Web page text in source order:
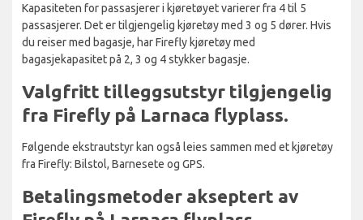
Kapasiteten for passasjerer i kjøretøyet varierer fra 4 til 5
passasjerer. Det er tilgjengelig kjøretøy med 3 og 5 dører. Hvis
du reiser med bagasje, har Firefly kjøretøy med
bagasjekapasitet på 2, 3 og 4 stykker bagasje.
Valgfritt tilleggsutstyr tilgjengelig
fra Firefly på Larnaca flyplass.
Følgende ekstrautstyr kan også leies sammen med et kjøretøy
fra Firefly: Bilstol, Barnesete og GPS.
Betalingsmetoder akseptert av